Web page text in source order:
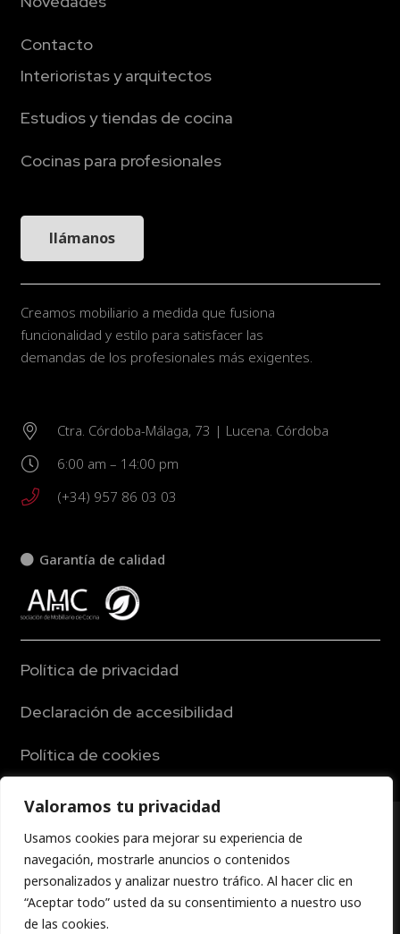
Valoramos tu privacidad
Usamos cookies para mejorar su experiencia de
navegación, mostrarle anuncios o contenidos
personalizados y analizar nuestro tráfico. Al hacer clic en
“Aceptar todo” usted da su consentimiento a nuestro uso
de las cookies.
Contacto
Interioristas y arquitectos
Estudios y tiendas de cocina
Cocinas para profesionales
llámanos
Creamos mobiliario a medida que fusiona
funcionalidad y estilo para satisfacer las
demandas de los profesionales más exigentes.
Ctra. Córdoba-Málaga, 73 | Lucena. Córdoba
6:00 am – 14:00 pm
(+34) 957 86 03 03
Garantía de calidad
Política de privacidad
Declaración de accesibilidad
Política de cookies
Aviso legal
© Todos los derechos reservados. Diseño gráfico y web
inmaSuanes Diseño y Marketing
tbouwwerken.com utiliza nuestros datos
empresariales sin autorización, presentándonos
como “sala de exposición”. Zona Cocinas no tiene
ninguna relación con tbouwwerken.com. Si